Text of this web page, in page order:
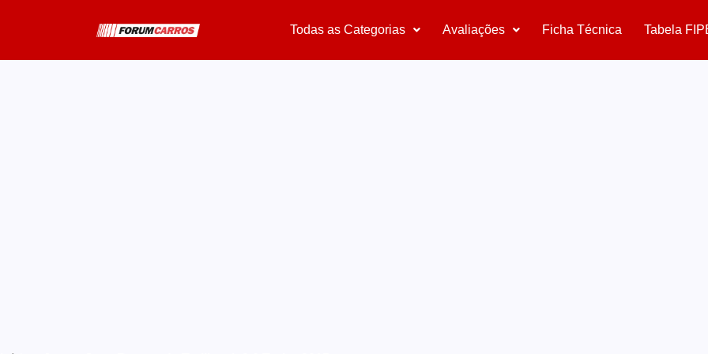
Todas as Categorias Avaliações Ficha Técnica Tabela